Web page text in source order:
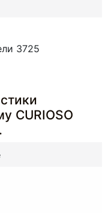
3725
CURIOSO